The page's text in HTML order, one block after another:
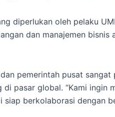
diperlukan oleh pelaku
dan manajemen
pemerintah pusat
pasar global. “Kami
berkolaborasi dengan